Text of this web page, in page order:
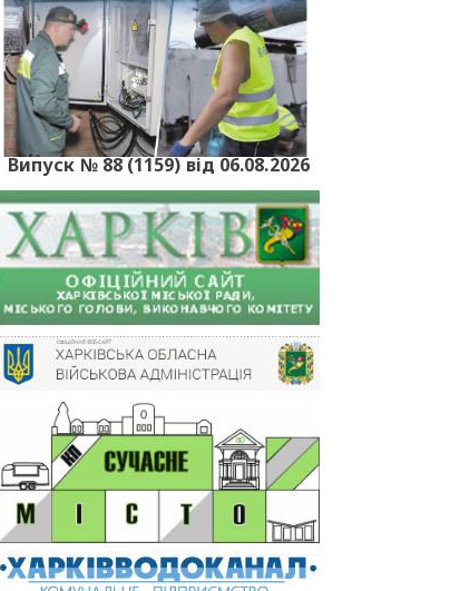
Випуск № 88 (1159) від 06.08.2026